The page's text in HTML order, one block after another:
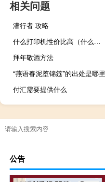
相关问题
潜行者 攻略
什么打印机性价比高（什么打印机比较好）
拜年敬酒方法
“燕语春泥堕锦筵”的出处是哪里
付汇需要提供什么
公告